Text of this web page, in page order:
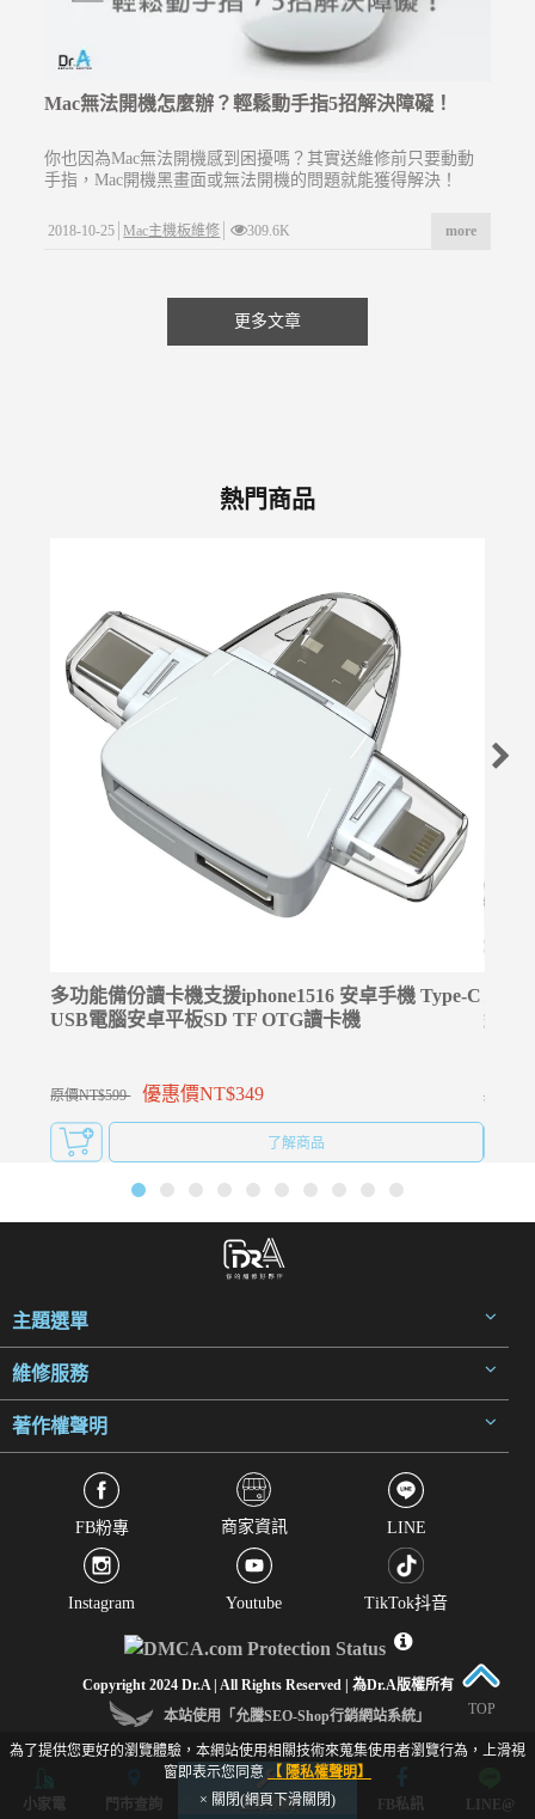
Mac無法開機怎麼辦？輕鬆動手指5招解決障礙！
你也因為Mac無法開機感到困擾嗎？其實送維修前只要動動
手指，Mac開機黑畫面或無法開機的問題就能獲得解決！
2018-10-25 Mac主機板維修 309.6K more
更多文章
熱門商品
多功能備份讀卡機支援iphone1516 安卓手機 Type-C
USB電腦安卓平板SD TF OTG讀卡機
原價NT$599 優惠價NT$349
了解商品
線 雙
原價
主題選單
維修服務
著作權聲明
FB粉專 商家資訊 LINE
Instagram Youtube TikTok抖音
Copyright 2024 Dr.A | All Rights Reserved | 為Dr.A版權所有
本站使用「允騰SEO-Shop行銷網站系統」
小家電 門市查詢 立即預約 FB私訊 LINE@
為了提供您更好的瀏覽體驗，本網站使用相關技術來蒐集使用者瀏覽行為，上滑視
窗即表示您同意 【 隱私權聲明】
× 關閉(網頁下滑關閉)
TOP